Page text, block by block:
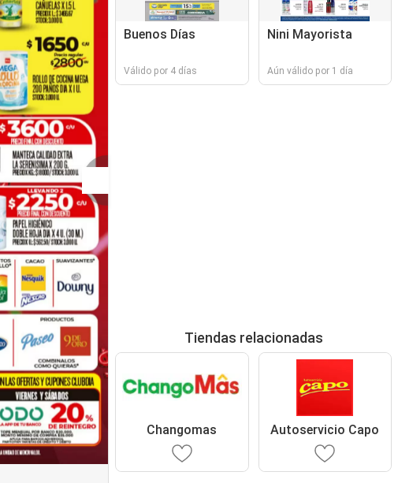
Buenos Días
Válido por 4 días
Nini Mayorista
Aún válido por 1 día
Tiendas relacionadas
Changomas Autoservicio Capo